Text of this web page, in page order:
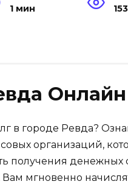
1 мин 153
в городе Ревда?
организаций,
получения денежных
мгновенно